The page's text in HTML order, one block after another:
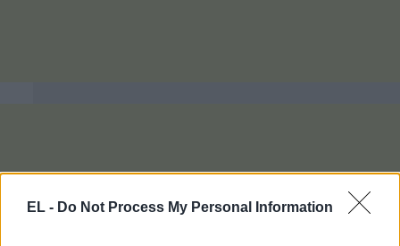
EL - Do Not Process My Personal Information